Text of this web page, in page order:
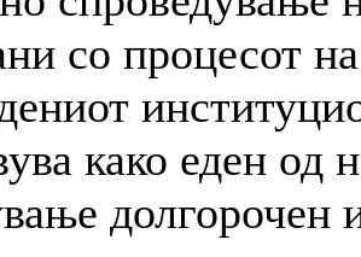
со процесот
како еден
долгорочен